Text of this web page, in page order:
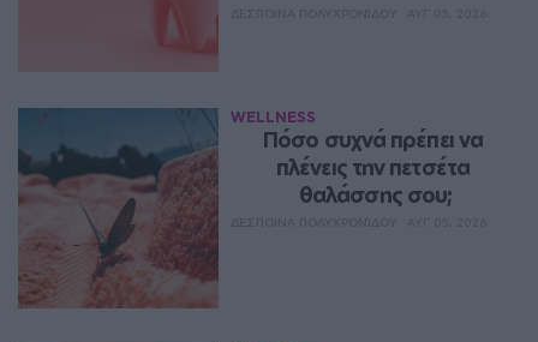
WELLNESS
Πόσο συχνά πρέπει να
πλένεις την πετσέτα
θαλάσσης σου;